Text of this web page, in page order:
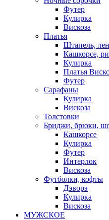
Футер
Кулирка
Вискоза
Платья
Штапель, лен
Кашкорсе,
Кулирка
Платья
Футер
Сарафаны
Кулирка
Вискоза
Толстовки
Бриджи, брюки,
Кашкорсе
Кулирка
Футер
Интерлок
Вискоза
Футболки, кофты
Дэворэ
Кулирка
Вискоза
МУЖСКОЕ